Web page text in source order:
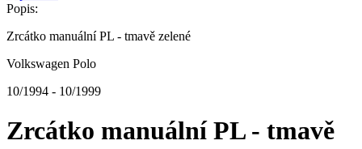
Popis:
Zrcátko manuální PL - tmavě zelené
Volkswagen Polo
10/1994 - 10/1999
Zrcátko manuální PL - tmavě